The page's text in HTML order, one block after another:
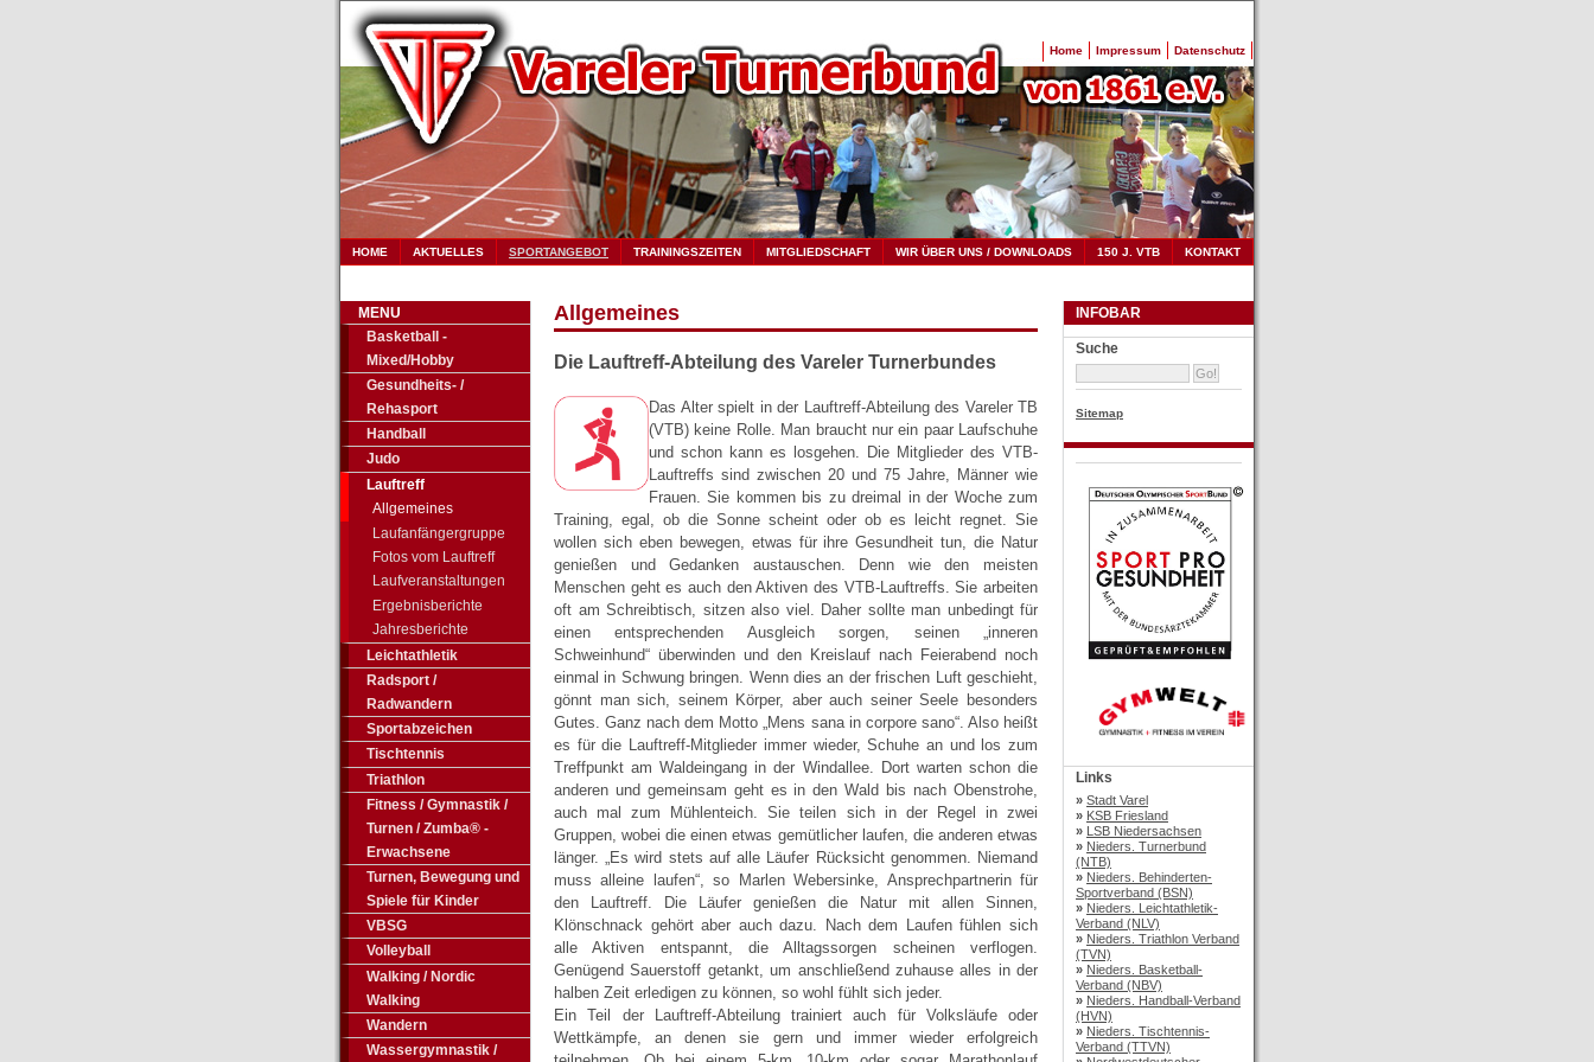
Home Impressum Datenschutz
HOME AKTUELLES SPORTANGEBOT TRAININGSZEITEN MITGLIEDSCHAFT WIR ÜBER UNS / DOWNLOADS 150 J. VTB KONTAKT
MENU
Basketball -
Mixed/Hobby
Gesundheits- /
Rehasport
Handball
Judo
Lauftreff
Allgemeines
Laufanfängergruppe
Fotos vom Lauftreff
Laufveranstaltungen
Ergebnisberichte
Jahresberichte
Leichtathletik
Radsport /
Radwandern
Sportabzeichen
Tischtennis
Triathlon
Fitness / Gymnastik /
Turnen / Zumba® -
Erwachsene
Turnen, Bewegung und
Spiele für Kinder
VBSG
Volleyball
Walking / Nordic
Walking
Wandern
Wassergymnastik /
Allgemeines
Die Lauftreff-Abteilung des Vareler Turnerbundes
Das Alter spielt in der Lauftreff-Abteilung des Vareler TB
(VTB) keine Rolle. Man braucht nur ein paar Laufschuhe
und schon kann es losgehen. Die Mitglieder des VTB-
Lauftreffs sind zwischen 20 und 75 Jahre, Männer wie
Frauen. Sie kommen bis zu dreimal in der Woche zum
Training, egal, ob die Sonne scheint oder ob es leicht regnet. Sie
wollen sich eben bewegen, etwas für ihre Gesundheit tun, die Natur
genießen und Gedanken austauschen. Denn wie den meisten
Menschen geht es auch den Aktiven des VTB-Lauftreffs. Sie arbeiten
oft am Schreibtisch, sitzen also viel. Daher sollte man unbedingt für
einen entsprechenden Ausgleich sorgen, seinen „inneren
Schweinhund“ überwinden und den Kreislauf nach Feierabend noch
einmal in Schwung bringen. Wenn dies an der frischen Luft geschieht,
gönnt man sich, seinem Körper, aber auch seiner Seele besonders
Gutes. Ganz nach dem Motto „Mens sana in corpore sano“. Also heißt
es für die Lauftreff-Mitglieder immer wieder, Schuhe an und los zum
Treffpunkt am Waldeingang in der Windallee. Dort warten schon die
anderen und gemeinsam geht es in den Wald bis nach Obenstrohe,
auch mal zum Mühlenteich. Sie teilen sich in der Regel in zwei
Gruppen, wobei die einen etwas gemütlicher laufen, die anderen etwas
länger. „Es wird stets auf alle Läufer Rücksicht genommen. Niemand
muss alleine laufen“, so Marlen Webersinke, Ansprechpartnerin für
den Lauftreff. Die Läufer genießen die Natur mit allen Sinnen,
Klönschnack gehört aber auch dazu. Nach dem Laufen fühlen sich
alle Aktiven entspannt, die Alltagssorgen scheinen verflogen.
Genügend Sauerstoff getankt, um anschließend zuhause alles in der
halben Zeit erledigen zu können, so wohl fühlt sich jeder.
Ein Teil der Lauftreff-Abteilung trainiert auch für Volksläufe oder
Wettkämpfe, an denen sie gern und immer wieder erfolgreich
INFOBAR
Suche
Sitemap
Links
» Stadt Varel
» KSB Friesland
» LSB Niedersachsen
» Nieders. Turnerbund
(NTB)
» Nieders. Behinderten-
Sportverband (BSN)
» Nieders. Leichtathletik-
Verband (NLV)
» Nieders. Triathlon Verband
(TVN)
» Nieders. Basketball-
Verband (NBV)
» Nieders. Handball-Verband
(HVN)
» Nieders. Tischtennis-
Verband (TTVN)